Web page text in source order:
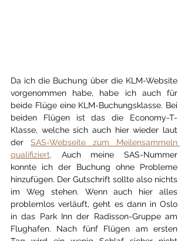
Da ich die Buchung über die KLM-Website
vorgenommen habe, habe ich auch für
beide Flüge eine KLM-Buchungsklasse. Bei
beiden Flügen ist das die Economy-T-
Klasse, welche sich auch hier wieder laut
der SAS-Webseite zum Meilensammeln
qualifiziert. Auch meine SAS-Nummer
konnte ich der Buchung ohne Probleme
hinzufügen. Der Gutschrift sollte also nichts
im Weg stehen. Wenn auch hier alles
problemlos verläuft, geht es dann in Oslo
in das Park Inn der Radisson-Gruppe am
Flughafen. Nach fünf Flügen am ersten